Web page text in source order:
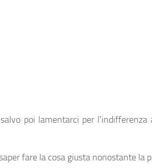
poi lamentarci per
fare la cosa giusta nonostante la